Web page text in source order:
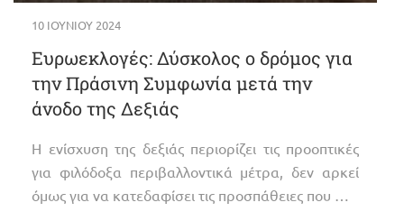
10 ΙΟΥΝΊΟΥ 2024
Ευρωεκλογές: Δύσκολος ο δρόμος για
την Πράσινη Συμφωνία μετά την
άνοδο της Δεξιάς
Η ενίσχυση της δεξιάς περιορίζει τις προοπτικές
για φιλόδοξα περιβαλλοντικά μέτρα, δεν αρκεί
όμως για να κατεδαφίσει τις προσπάθειες που …